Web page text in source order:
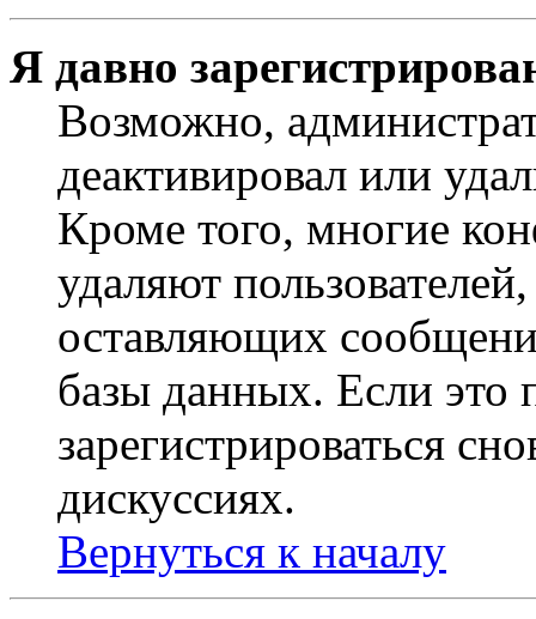
Я давно
Возможно,
деактивировал или
Кроме того, многие
удаляют
оставляющих
базы данных. Если это
зарегистрироваться
дискуссиях.
Вернуться к началу